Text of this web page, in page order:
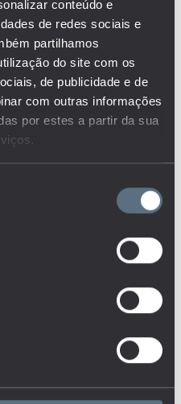
conteúdo e
de redes sociais e
partilhamos
do site com os
de publicidade e de
com outras informações
por estes a partir da sua
OUTRAS VIAS
ALTERNATIVAS
ENSINO SECUNDÁRIO
ENSINO SUPERIOR
FORMAÇÃO DE ADULTOS